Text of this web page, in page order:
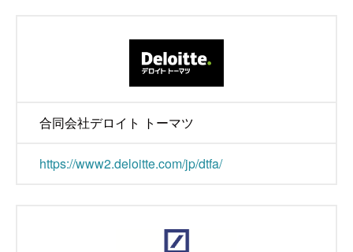
合同会社デロイト トーマツ
https://www2.deloitte.com/jp/dtfa/